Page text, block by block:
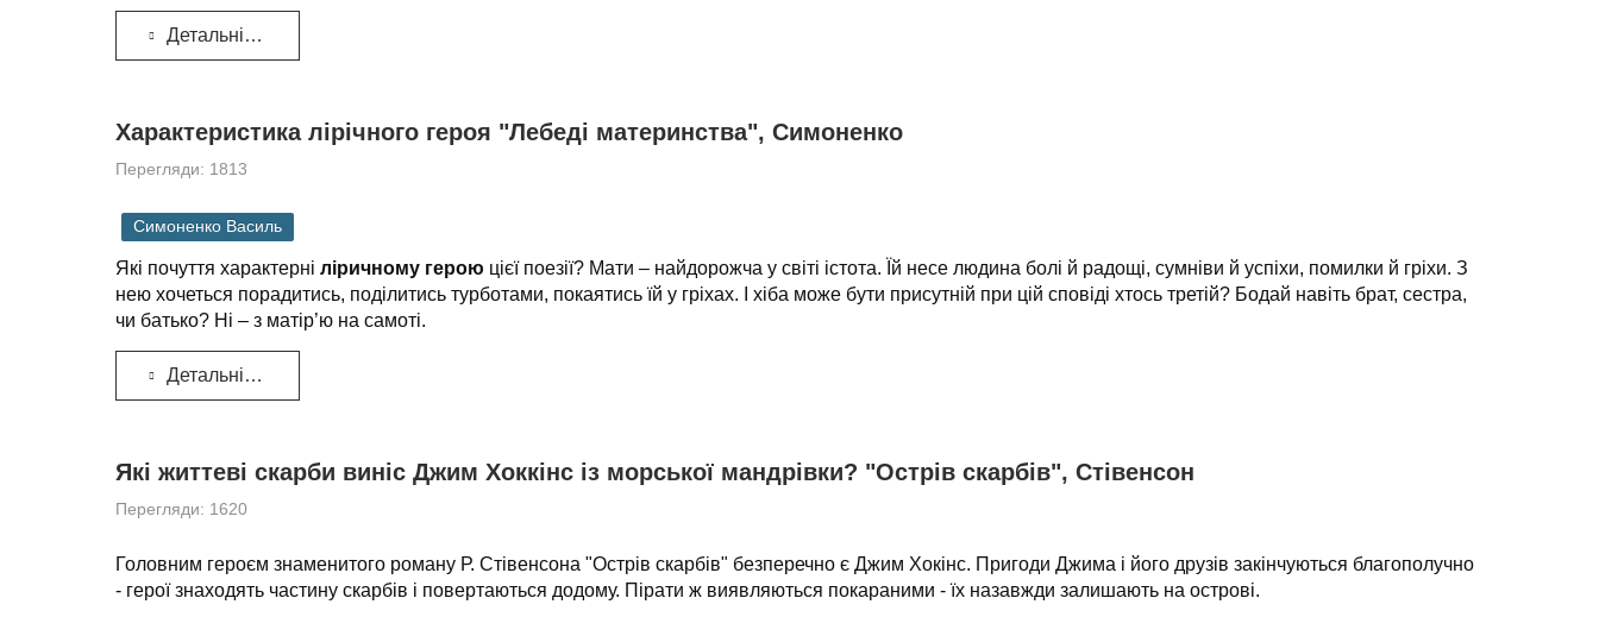
Детальніше...
Характеристика лірічного героя "Лебеді материнства", Симоненко
Перегляди: 1813
Симоненко Василь
Які почуття характерні ліричному герою цієї поезії? Мати – найдорожча у світі істота. Їй несе людина болі й радощі, сумніви й успіхи, помилки й гріхи. З
нею хочеться порадитись, поділитись турботами, покаятись їй у гріхах. І хіба може бути присутній при цій сповіді хтось третій? Бодай навіть брат, сестра,
чи батько? Ні – з матір’ю на самоті.
Детальніше...
Які життеві скарби виніс Джим Хоккінс із морської мандрівки? "Острів скарбів", Стівенсон
Перегляди: 1620
Головним героєм знаменитого роману Р. Стівенсона "Острів скарбів" безперечно є Джим Хокінс. Пригоди Джима і його друзів закінчуються благополучно
- герої знаходять частину скарбів і повертаються додому. Пірати ж виявляються покараними - їх назавжди залишають на острові.